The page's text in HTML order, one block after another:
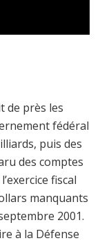
de près les
fédéral
puis des
des comptes
fiscal
manquants
2001.
à la Défense